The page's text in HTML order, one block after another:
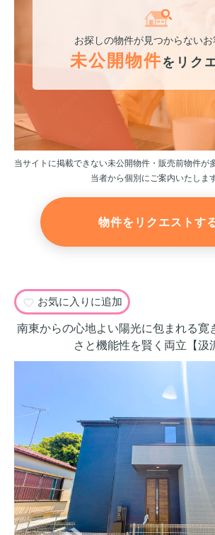
お探しの物件が見つからない
未公開物件をリク
当サイトに掲載できない未公開物件・販売前物件が
当者から個別にご案内いたします
物件をリクエストす
お気に入りに追加
南東からの心地よい陽光に包まれる
さと機能性を賢く両立【汲